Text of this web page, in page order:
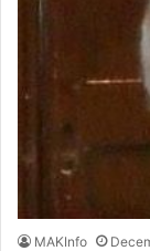
MAKInfo